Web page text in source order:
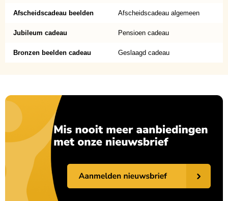
Afscheidscadeau beelden Afscheidscadeau algemeen
Jubileum cadeau Pensioen cadeau
Bronzen beelden cadeau Geslaagd cadeau